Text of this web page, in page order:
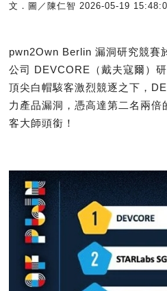
文．圖／陳仁智 2026-05-19
pwn2Own Berlin 漏洞研究競賽
公司 DEVCORE（戴夫寇爾）
頂尖白帽駭客激烈競逐之下，
力產品漏洞，憑高達第二名兩
客大師頭銜！